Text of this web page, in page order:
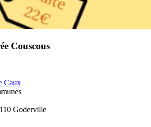
Couscous
Goderville